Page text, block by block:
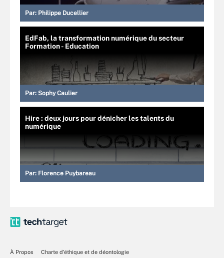
Par: Philippe Ducellier
EdFab, la transformation numérique du secteur
Formation - Education
Par: Sophy Caulier
Hire : deux jours pour dénicher les talents du
numérique
Par: Florence Puybareau
À Propos
Charte d’éthique et de déontologie